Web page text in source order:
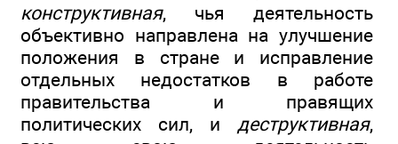
конструктивная, чья деятельность
объективно направлена на улучшение
положения в стране и исправление
отдельных недостатков в работе
правительства и правящих
политических сил, и деструктивная,